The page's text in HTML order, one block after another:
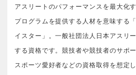
アスリートのパフォーマンスを最大化
プログラムを提供する人材を意味する
イスター」。一般社団法人日本アスリ
する資格です。競技者や競技者のサポ
スポーツ愛好者などの資格取得を想定